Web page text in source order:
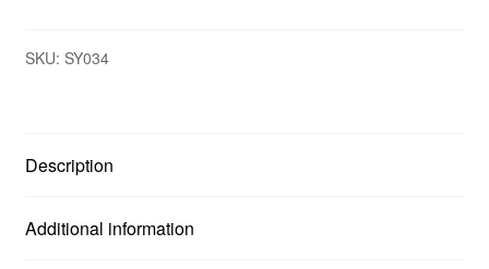
SKU: SY034
Description
Additional information